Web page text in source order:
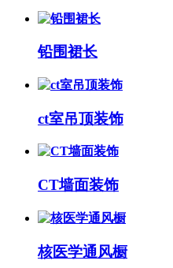
铅围裙长
ct室吊顶装饰
CT墙面装饰
核医学通风橱